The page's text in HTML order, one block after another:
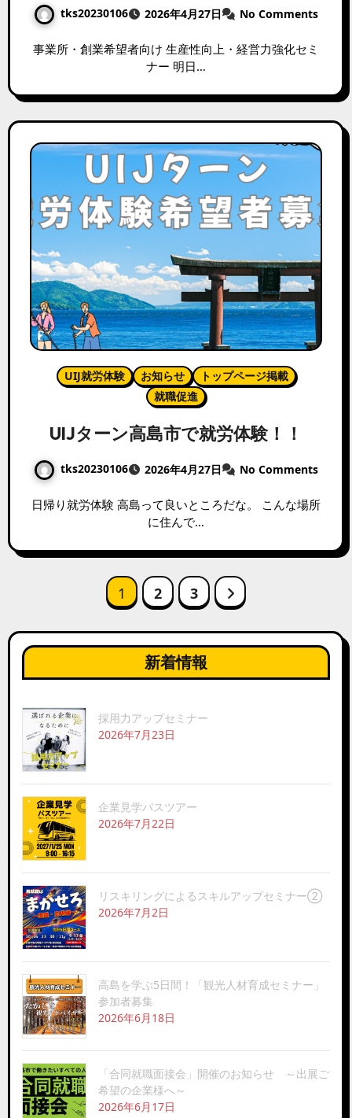
tks20230106 2026年4月27日 No Comments
事業所・創業希望者向け 生産性向上・経営力強化セミ
ナー 明日…
UIJ就労体験 お知らせ
トップページ掲載
就職促進
UIJターン高島市で就労体験！！
tks20230106 2026年4月27日 No Comments
日帰り就労体験 高島って良いところだな。 こんな場所
に住んで…
ペ
ー
ジ
送
1 2 3
新着情報
採用力アップセミナー
2026年7月23日
企業見学バスツアー
2026年7月22日
リスキリングによるスキルアップセミナー②
2026年7月2日
高島を学ぶ5日間！「観光人材育成セミナー」
参加者募集
2026年6月18日
「合同就職面接会」開催のお知らせ ～出展ご
希望の企業様へ～
2026年6月17日